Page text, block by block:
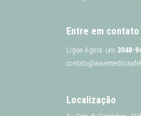
Entre em contato
Ligue Agora: (41) 3048-
Localização